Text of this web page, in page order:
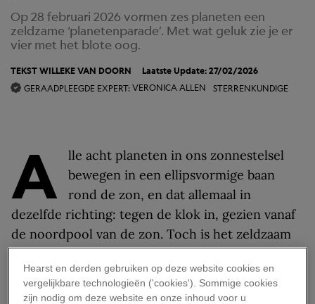
Op 28 februari 2026 vormen zes planeten een
zeldzame ‘planetenparade’. Met wat geluk zie je er
vier met het blote oog.
TEKSTWILLEKE VAN DOORN
Laatste Update: 27/02/2026
GERAADPLEEGDE EXPERT: VERONICA ALLEN STERRENKUNDIGE
A
lle acht planeten in ons zonnestelsel
bewegen in een ellipsvormige baan
rond de zon, en dat allemaal in
dezelfde richting: tegen de klok in, gezien vanaf
de noordpool van de zon. Toch is het zeldzaam
dat je ze vanaf de aarde vrijwel op een rij aan de
avondhemel kunt zien. Op 28 februari 2026 doet
zich zo’n bijzonder moment voor. Die avond
Hearst en derden gebruiken op deze website cookies en
vergelijkbare technologieën ('cookies'). Sommige cookies
zijn nodig om deze website en onze inhoud voor u